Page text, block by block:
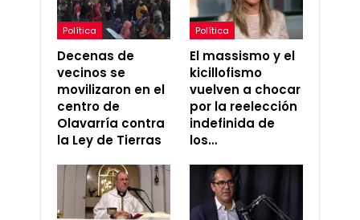
Política
Decenas de
vecinos se
movilizaron en el
centro de
Olavarría contra
la Ley de Tierras
Política
El massismo y el
kicillofismo
vuelven a chocar
por la reelección
indefinida de
los…